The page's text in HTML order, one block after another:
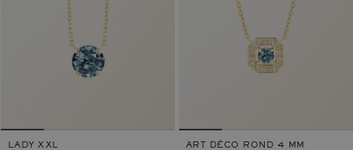
LADY XXL ART DÉCO ROND 4 MM